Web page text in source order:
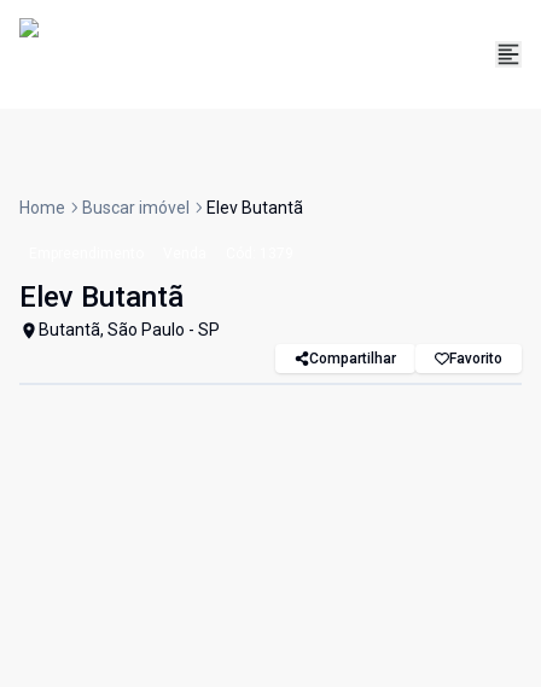
Home Buscar imóvel Elev Butantã
Elev Butantã
Butantã, São Paulo - SP
Compartilhar Favorito